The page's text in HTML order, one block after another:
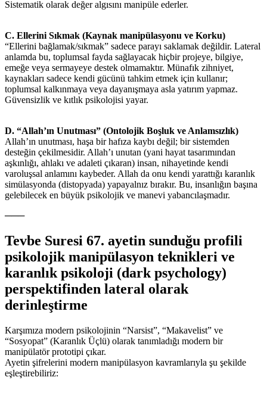
Sistematik olarak değer algısını manipüle ederler.
C. Ellerini Sıkmak (Kaynak manipülasyonu ve Korku)
“Ellerini bağlamak/sıkmak” sadece parayı saklamak değildir. Lateral
anlamda bu, toplumsal fayda sağlayacak hiçbir projeye, bilgiye,
emeğe veya sermayeye destek olmamaktır. Münafık zihniyet,
kaynakları sadece kendi gücünü tahkim etmek için kullanır;
toplumsal kalkınmaya veya dayanışmaya asla yatırım yapmaz.
Güvensizlik ve kıtlık psikolojisi yayar.
D. “Allah’ın Unutması” (Ontolojik Boşluk ve Anlamsızlık)
Allah’ın unutması, haşa bir hafıza kaybı değil; bir sistemden
desteğin çekilmesidir. Allah’ı unutan (yani hayat tasarımından
aşkınlığı, ahlakı ve adaleti çıkaran) insan, nihayetinde kendi
varoluşsal anlamını kaybeder. Allah da onu kendi yarattığı karanlık
simülasyonda (distopyada) yapayalnız bırakır. Bu, insanlığın başına
gelebilecek en büyük psikolojik ve manevi yabancılaşmadır.
───
Tevbe Suresi 67. ayetin sunduğu profili
psikolojik manipülasyon teknikleri ve
karanlık psikoloji (dark psychology)
perspektifinden lateral olarak
derinleştirme
Karşımıza modern psikolojinin “Narsist”, “Makavelist” ve
“Sosyopat” (Karanlık Üçlü) olarak tanımladığı modern bir
manipülatör prototipi çıkar.
Ayetin şifrelerini modern manipülasyon kavramlarıyla şu şekilde
eşleştirebiliriz: